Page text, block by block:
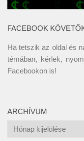
FACEBOOK
Ha tetszik az oldal és
témában, kérlek,
Facebookon is!
ARCHÍVUM
Archívum